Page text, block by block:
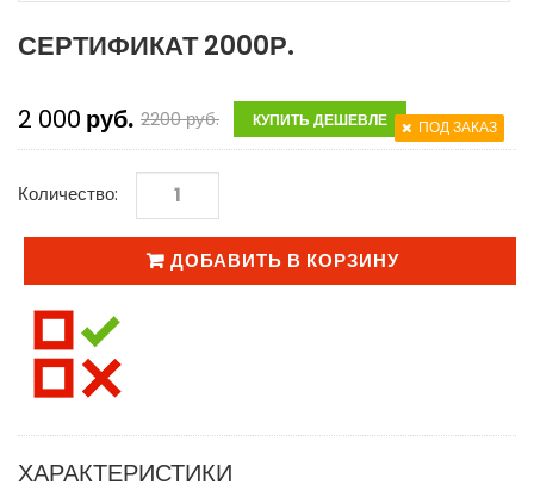
СЕРТИФИКАТ 2000Р.
2 000 руб. 2200руб. КУПИТЬ ДЕШЕВЛЕ ПОД ЗАКАЗ
Количество:
ДОБАВИТЬ В КОРЗИНУ
ХАРАКТЕРИСТИКИ